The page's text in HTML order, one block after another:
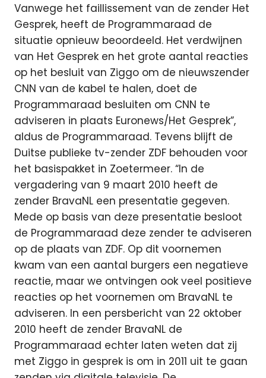
Vanwege het faillissement van de zender Het
Gesprek, heeft de Programmaraad de
situatie opnieuw beoordeeld. Het verdwijnen
van Het Gesprek en het grote aantal reacties
op het besluit van Ziggo om de nieuwszender
CNN van de kabel te halen, doet de
Programmaraad besluiten om CNN te
adviseren in plaats Euronews/Het Gesprek”,
aldus de Programmaraad. Tevens blijft de
Duitse publieke tv-zender ZDF behouden voor
het basispakket in Zoetermeer. “In de
vergadering van 9 maart 2010 heeft de
zender BravaNL een presentatie gegeven.
Mede op basis van deze presentatie besloot
de Programmaraad deze zender te adviseren
op de plaats van ZDF. Op dit voornemen
kwam van een aantal burgers een negatieve
reactie, maar we ontvingen ook veel positieve
reacties op het voornemen om BravaNL te
adviseren. In een persbericht van 22 oktober
2010 heeft de zender BravaNL de
Programmaraad echter laten weten dat zij
met Ziggo in gesprek is om in 2011 uit te gaan